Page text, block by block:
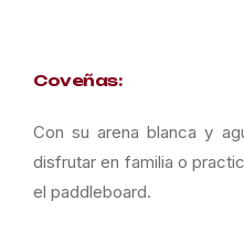
Coveñas:
Con su arena blanca y
disfrutar en familia o
el paddleboard.